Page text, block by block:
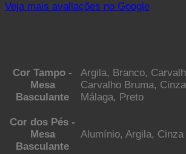
Veja mais avaliações no Google
Cor Tampo -
Mesa
Basculante
Argila, Branco,
Carvalho Bruma,
Málaga, Preto
Cor dos Pés -
Mesa
Basculante
Alumínio, Argila,